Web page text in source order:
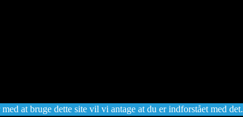
at bruge dette site vil vi antage at du er indforstået med det.